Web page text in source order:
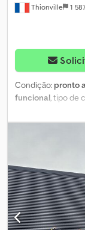
Thionville 1
Condição: pronto
funcional , tipo de
embarcado
apenas 390
Capacidade
elevação: 2.850
Motor: Diesel 3
kW • Transmissão:
de carga • Grande
Ideal para
Equipamento